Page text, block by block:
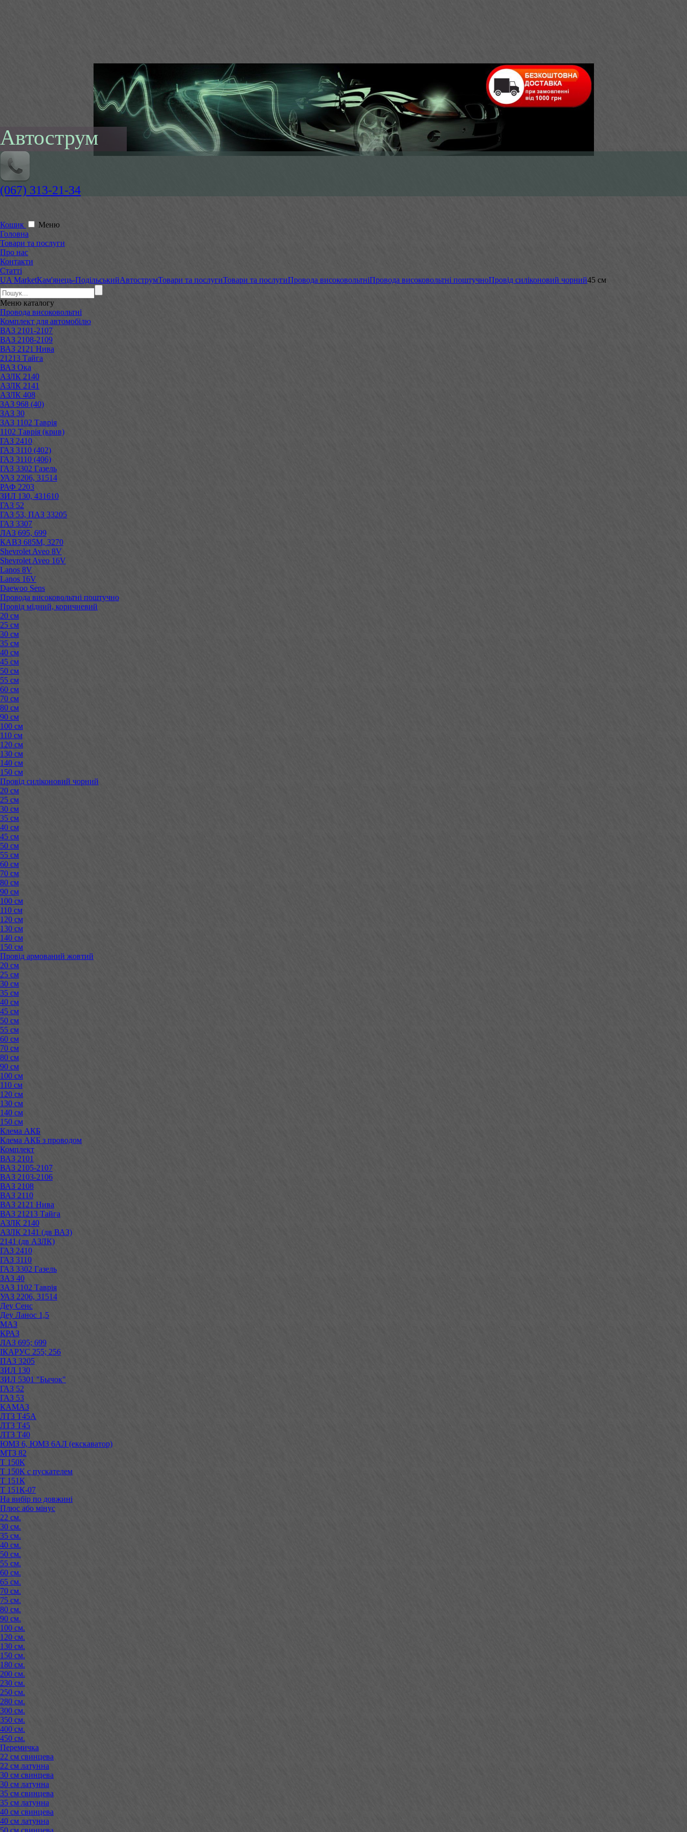
Автострум
(067) 313-21-34
Кошик
Меню
Головна
Товари та послуги
Про нас
Контакти
Статті
UA MarketКам'янець-ПодільськийАвтострумТовари та послугиТовари та послугиПровода високовольтніПровода високовольтні поштучноПровід силіконовий чорний45 см
Меню каталогу
Провода високовольтні
Комплект для автомобілю
ВАЗ 2101-2107
ВАЗ 2108-2109
ВАЗ 2121 Нива
21213 Тайга
ВАЗ Ока
АЗЛК 2140
АЗЛК 2141
АЗЛК 408
ЗАЗ 968 (40)
ЗАЗ 30
ЗАЗ 1102 Таврія
1102 Таврія (крив)
ГАЗ 2410
ГАЗ 3110 (402)
ГАЗ 3110 (406)
ГАЗ 3302 Газель
УАЗ 2206, 31514
РАФ 2203
ЗИЛ 130, 431610
ГАЗ 52
ГАЗ 53, ПАЗ 33205
ГАЗ 3307
ЛАЗ 695, 699
КАВЗ 685М, 3270
Shevrolet Aveo 8V
Shevrolet Aveo 16V
Lanos 8V
Lanos 16V
Daewoo Sens
Провода високовольтні поштучно
Провід мідний, коричневий
20 см
25 см
30 см
35 см
40 см
45 см
50 см
55 см
60 см
70 см
80 см
90 см
100 см
110 см
120 см
130 см
140 см
150 см
Провід силіконовий чорний
20 см
25 см
30 см
35 см
40 см
45 см
50 см
55 см
60 см
70 см
80 см
90 см
100 см
110 см
120 см
130 см
140 см
150 см
Провід армований жовтий
20 см
25 см
30 см
35 см
40 см
45 см
50 см
55 см
60 см
70 см
80 см
90 см
100 см
110 см
120 см
130 см
140 см
150 см
Клема АКБ
Клема АКБ з проводом
Комплект
ВАЗ 2101
ВАЗ 2105-2107
ВАЗ 2103-2106
ВАЗ 2108
ВАЗ 2110
ВАЗ 2121 Нива
ВАЗ 21213 Тайга
АЗЛК 2140
АЗЛК 2141 (дв ВАЗ)
2141 (дв АЗЛК)
ГАЗ 2410
ГАЗ 3110
ГАЗ 3302 Газель
ЗАЗ 40
ЗАЗ 1102 Таврія
УАЗ 2206, 31514
Деу Сенс
Деу Ланос 1,5
МАЗ
КРАЗ
ЛАЗ 695; 699
ІКАРУС 255; 256
ПАЗ 3205
ЗИЛ 130
ЗИЛ 5301 "Бычок"
ГАЗ 52
ГАЗ 53
КАМАЗ
ЛТЗ Т45А
ЛТЗ Т45
ЛТЗ Т40
ЮМЗ 6, ЮМЗ 6АЛ (екскаватор)
МТЗ 82
Т 150К
Т 150К с пускателем
Т 151К
Т 151К-07
На вибір по довжині
Плюс або мінус
22 см.
30 см.
35 см.
40 см.
50 см.
55 см.
60 см.
65 см.
70 см.
75 см.
80 см.
90 см.
100 см.
120 см.
130 см.
150 см.
180 см.
200 см.
230 см.
250 см.
280 см.
300 см.
350 см.
400 см.
450 см.
Перемичка
22 см свинцева
22 см латунна
30 см свинцева
30 см латунна
35 см свинцева
35 см латунна
40 см свинцева
40 см латунна